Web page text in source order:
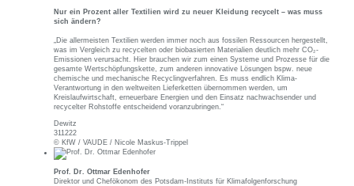
Nur ein Prozent aller Textilien wird zu neuer Kleidung recycelt – was muss
sich ändern?
„Die allermeisten Textilien werden immer noch aus fossilen Ressourcen hergestellt,
was im Vergleich zu recycelten oder biobasierten Materialien deutlich mehr CO₂-
Emissionen verursacht. Hier brauchen wir zum einen Systeme und Prozesse für die
gesamte Wertschöpfungskette, zum anderen innovative Lösungen bspw. neue
chemische und mechanische Recyclingverfahren. Es muss endlich Klima-
Verantwortung in den weltweiten Lieferketten übernommen werden, um
Kreislaufwirtschaft, erneuerbare Energien und den Einsatz nachwachsender und
recycelter Rohstoffe entscheidend voranzubringen.“
Dewitz
311222
© KfW / VAUDE / Nicole Maskus-Trippel
Prof. Dr. Ottmar Edenhofer
Direktor und Chefökonom des Potsdam-Instituts für Klimafolgenforschung